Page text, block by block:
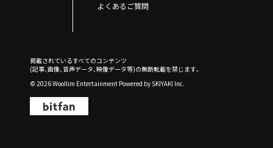
よくあるご質問
掲載されているすべてのコンテンツ
(記事、画像、音声データ、映像データ等)の無断転載を禁じます。
© 2026 Woollim Entertainment Powered by SKIYAKI Inc.